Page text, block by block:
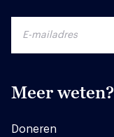
Meer weten?
Doneren